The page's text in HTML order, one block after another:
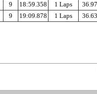
9 18:59.358 1 Laps 36.97
9 19:09.878 1 Laps 36.63